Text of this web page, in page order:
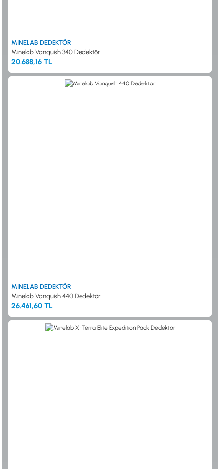
MINELAB DEDEKTÖR
Minelab Vanquish 340 Dedektör
20.688,16 TL
MINELAB DEDEKTÖR
Minelab Vanquish 440 Dedektör
26.461,60 TL